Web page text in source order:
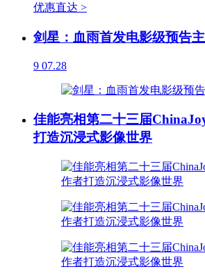
优惠直达 >
剑星：血雨首发电影级预告
9 07.28
佳能亮相第二十三届
打造沉浸式影像世界